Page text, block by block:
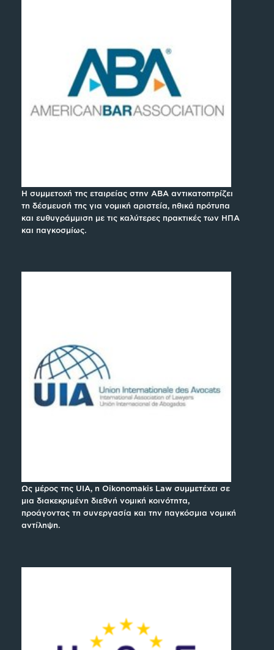
Η συμμετοχή της εταιρείας στην ABA αντικατοπτρίζει
τη δέσμευσή της για νομική αριστεία, ηθικά πρότυπα
και ευθυγράμμιση με τις καλύτερες πρακτικές των ΗΠΑ
και παγκοσμίως.
Ως μέρος της UIA, η Oikonomakis Law συμμετέχει σε
μια διακεκριμένη διεθνή νομική κοινότητα,
προάγοντας τη συνεργασία και την παγκόσμια νομική
αντίληψη.